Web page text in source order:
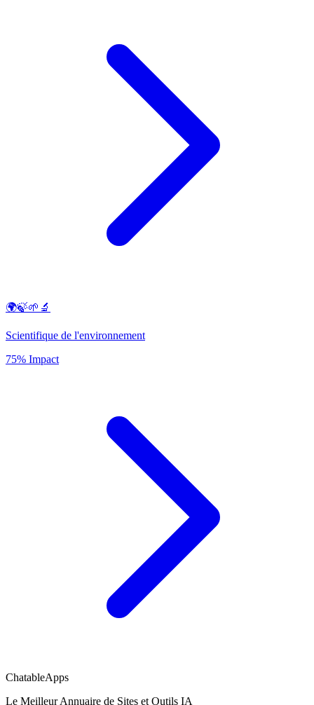
🌍🍃🌱🔬
Scientifique de l'environnement
75% Impact
ChatableApps
Le Meilleur Annuaire de Sites et Outils IA